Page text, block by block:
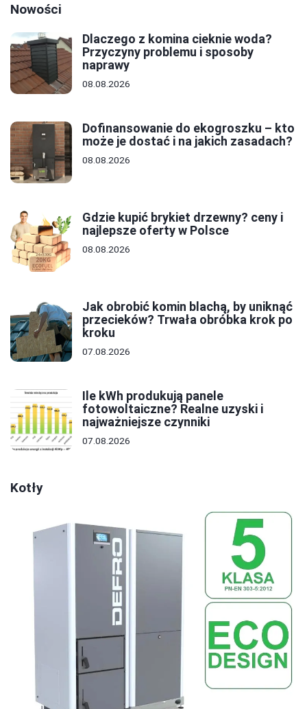
Nowości
Dlaczego z komina cieknie woda?
Przyczyny problemu i sposoby
naprawy
08.08.2026
Dofinansowanie do ekogroszku – kto
może je dostać i na jakich zasadach?
08.08.2026
Gdzie kupić brykiet drzewny? ceny i
najlepsze oferty w Polsce
08.08.2026
Jak obrobić komin blachą, by uniknąć
przecieków? Trwała obróbka krok po
kroku
07.08.2026
Ile kWh produkują panele
fotowoltaiczne? Realne uzyski i
najważniejsze czynniki
07.08.2026
Kotły